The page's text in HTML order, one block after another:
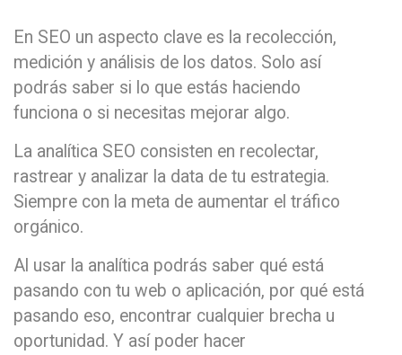
En SEO un aspecto clave es la recolección,
medición y análisis de los datos. Solo así
podrás saber si lo que estás haciendo
funciona o si necesitas mejorar algo.
La analítica SEO consisten en recolectar,
rastrear y analizar la data de tu estrategia.
Siempre con la meta de aumentar el tráfico
orgánico.
Al usar la analítica podrás saber qué está
pasando con tu web o aplicación, por qué está
pasando eso, encontrar cualquier brecha u
oportunidad. Y así poder hacer